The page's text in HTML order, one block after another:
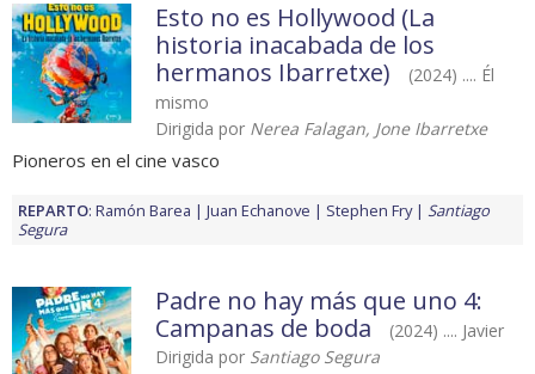
Esto no es Hollywood (La
historia inacabada de los
hermanos Ibarretxe)
(2024) .... Él
mismo
Dirigida por Nerea Falagan, Jone Ibarretxe
Pioneros en el cine vasco
REPARTO: Ramón Barea Juan Echanove Stephen Fry
Santiago
Segura
Padre no hay más que uno 4:
Campanas de boda
(2024) .... Javier
Dirigida por Santiago Segura